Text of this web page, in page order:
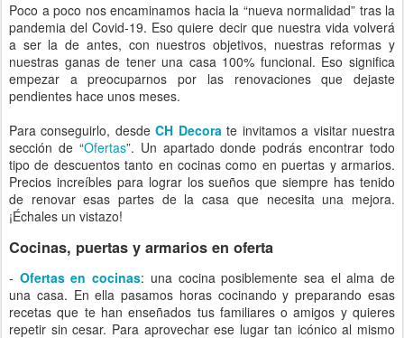
Poco a poco nos encaminamos hacia la “nueva normalidad” tras la
pandemia del Covid-19. Eso quiere decir que nuestra vida volverá
a ser la de antes, con nuestros objetivos, nuestras reformas y
nuestras ganas de tener una casa 100% funcional. Eso significa
empezar a preocuparnos por las renovaciones que dejaste
pendientes hace unos meses.
Para conseguirlo, desdeCH Decorate invitamos a visitar nuestra
sección de “Ofertas”. Un apartado donde podrás encontrar todo
tipo de descuentos tanto en cocinas como en puertas y armarios.
Precios increíbles para lograr los sueños que siempre has tenido
de renovar esas partes de la casa que necesita una mejora.
¡Échales un vistazo!
Cocinas, puertas y armarios en oferta
- Ofertas en cocinas: una cocina posiblemente sea el alma de
una casa. En ella pasamos horas cocinando y preparando esas
recetas que te han enseñados tus familiares o amigos y quieres
repetir sin cesar. Para aprovechar ese lugar tan icónico al mismo